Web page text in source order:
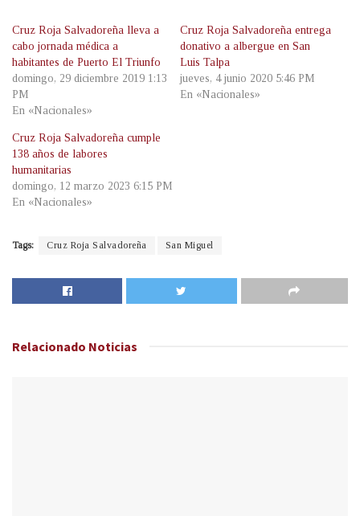
Cruz Roja Salvadoreña lleva a
cabo jornada médica a
habitantes de Puerto El Triunfo
domingo, 29 diciembre 2019 1:13
PM
En «Nacionales»
Cruz Roja Salvadoreña entrega
donativo a albergue en San
Luis Talpa
jueves, 4 junio 2020 5:46 PM
En «Nacionales»
Cruz Roja Salvadoreña cumple
138 años de labores
humanitarias
domingo, 12 marzo 2023 6:15 PM
En «Nacionales»
Tags: Cruz Roja Salvadoreña San Miguel
Relacionado Noticias